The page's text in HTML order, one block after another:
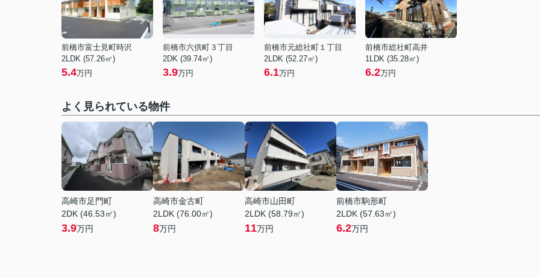
前橋市富士見町時沢
2LDK (57.26㎡)
5.4万円
前橋市六供町３丁目
2DK (39.74㎡)
3.9万円
前橋市元総社町１丁目
2LDK (52.27㎡)
6.1万円
前橋市総社町高井
1LDK (35.28㎡)
6.2万円
よく見られている物件
高崎市足門町
2DK (46.53㎡)
3.9万円
高崎市金古町
2LDK (76.00㎡)
8万円
高崎市山田町
2LDK (58.79㎡)
11万円
前橋市駒形町
2LDK (57.63㎡)
6.2万円